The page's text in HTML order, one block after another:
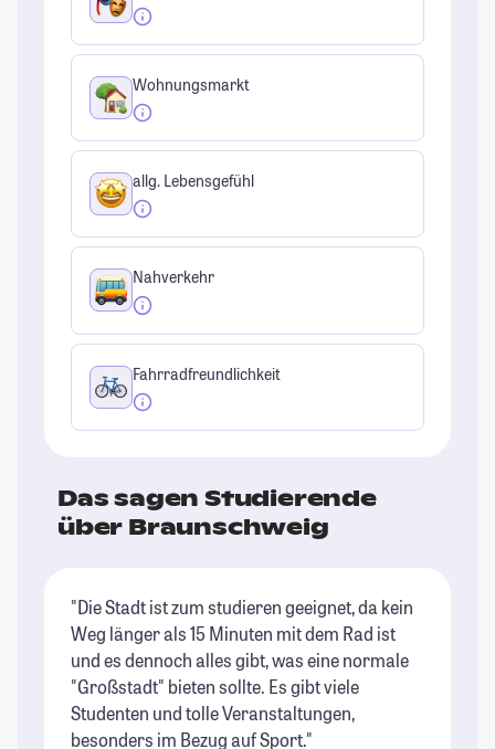
Wohnungsmarkt
allg. Lebensgefühl
Nahverkehr
Fahrradfreundlichkeit
Das sagen Studierende
über Braunschweig
"Die Stadt ist zum studieren geeignet, da kein
Weg länger als 15 Minuten mit dem Rad ist
und es dennoch alles gibt, was eine normale
"Großstadt" bieten sollte. Es gibt viele
Studenten und tolle Veranstaltungen,
besonders im Bezug auf Sport."